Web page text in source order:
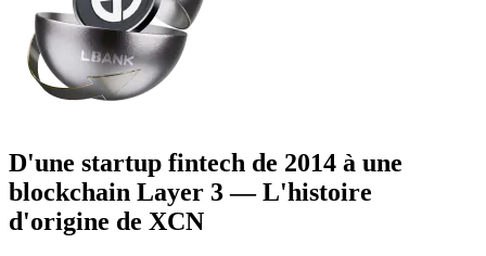
D'une startup fintech de 2014 à une
blockchain Layer 3 — L'histoire
d'origine de XCN